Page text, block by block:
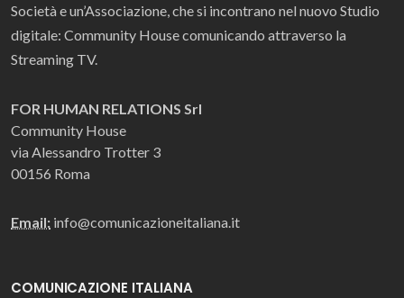
Società e un’Associazione, che si incontrano nel nuovo Studio
digitale: Community House comunicando attraverso la
Streaming TV.
FOR HUMAN RELATIONS Srl
Community House
via Alessandro Trotter 3
00156 Roma
Email: info@comunicazioneitaliana.it
COMUNICAZIONE ITALIANA